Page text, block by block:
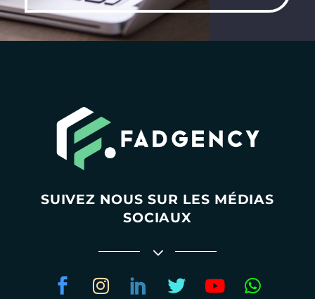
SUIVEZ NOUS SUR LES MÉDIAS
SOCIAUX